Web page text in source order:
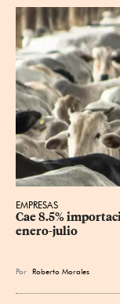
EMPRESAS
Cae 8.5%
enero-julio
Por Roberto Morales